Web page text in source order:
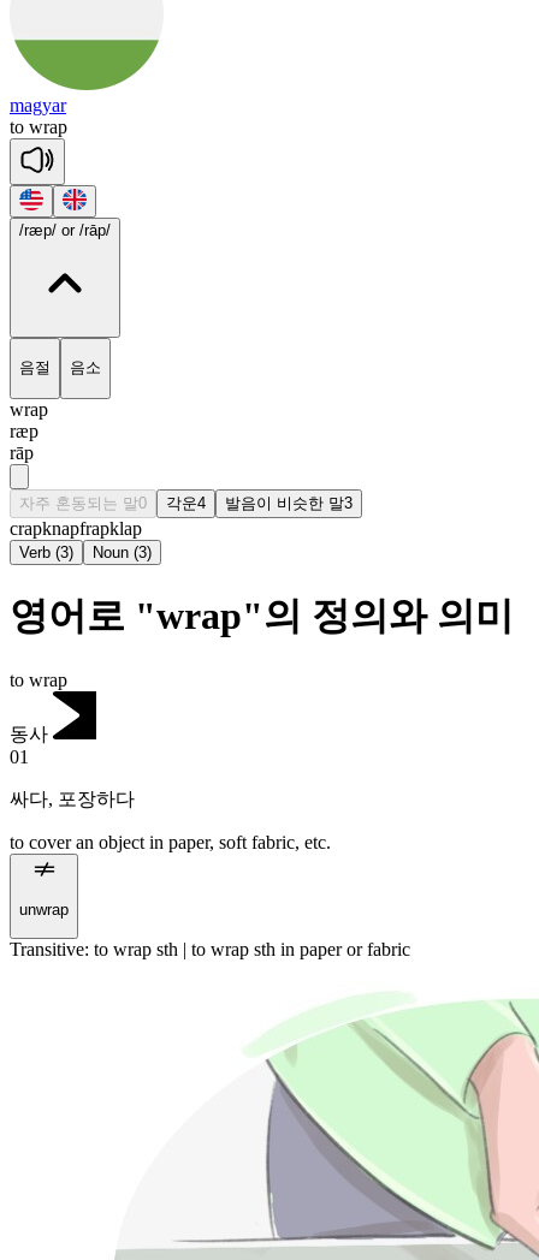
magyar
to wrap
/ræp/ or /rāp/
음절 음소
wrap
ræp
rāp
자주 혼동되는 말0 각운4 발음이 비슷한 말3
crapknapfrapklap
Verb (3) Noun (3)
영어로 "wrap"의 정의와 의미
to wrap
동사
01
싸다, 포장하다
to cover an object in paper, soft fabric, etc.
unwrap
Transitive: to wrap sth | to wrap sth in paper or fabric